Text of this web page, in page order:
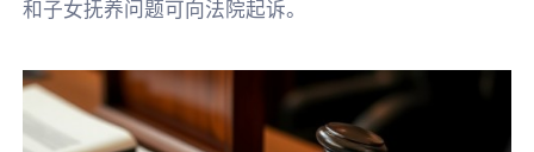
和子女抚养问题可向法院起诉。